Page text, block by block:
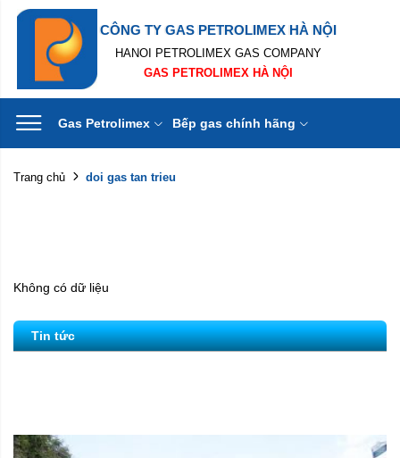
CÔNG TY GAS PETROLIMEX HÀ NỘI
HANOI PETROLIMEX GAS COMPANY
GAS PETROLIMEX HÀ NỘI
Gas Petrolimex Bếp gas chính hãng
Trang chủ doi gas tan trieu
Không có dữ liệu
Tin tức